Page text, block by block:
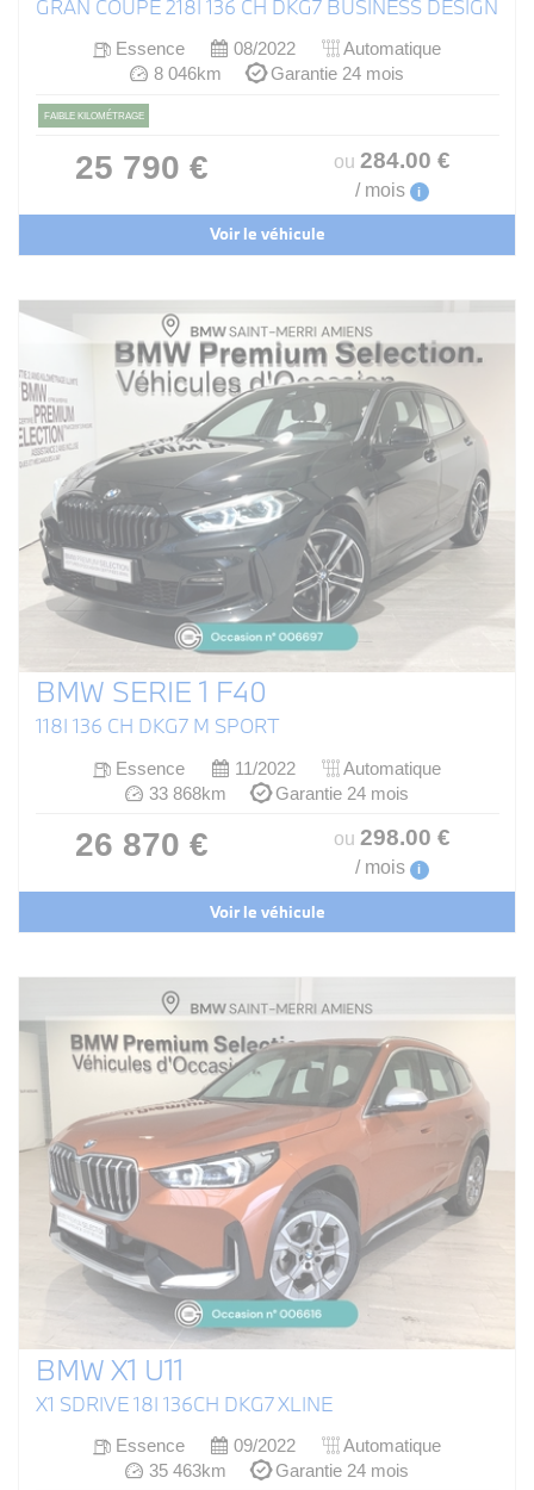
GRAN COUPE 218I 136 CH DKG7 BUSINESS DESIGN
Essence 08/2022
Automatique
8 046km
Garantie 24 mois
FAIBLE KILOMÉTRAGE
25 790 € ou 284.00 €
/ mois i
Voir le véhicule
BMW SERIE 1 F40
118I 136 CH DKG7 M SPORT
Essence 11/2022
Automatique
33 868km
Garantie 24 mois
26 870 € ou 298.00 €
/ mois i
Voir le véhicule
BMW X1 U11
X1 SDRIVE 18I 136CH DKG7 XLINE
Essence 09/2022
Automatique
35 463km
Garantie 24 mois